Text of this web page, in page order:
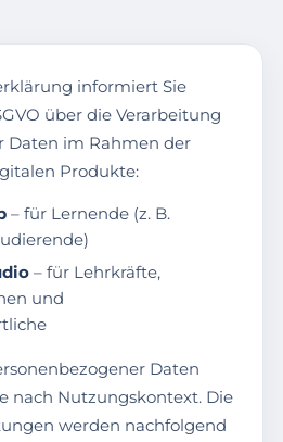
informiert Sie
über die Verarbeitung
Daten im Rahmen der
Produkte:
– für Lernende (z. B.
– für Lehrkräfte,
und
Daten
nach Nutzungskontext. Die
werden nachfolgend